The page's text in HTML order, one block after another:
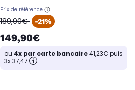
Prix de référence
oldPrice
189,90€ -21%
149,90€
ou 4x par carte bancaire41,23€ puis
3x 37,47